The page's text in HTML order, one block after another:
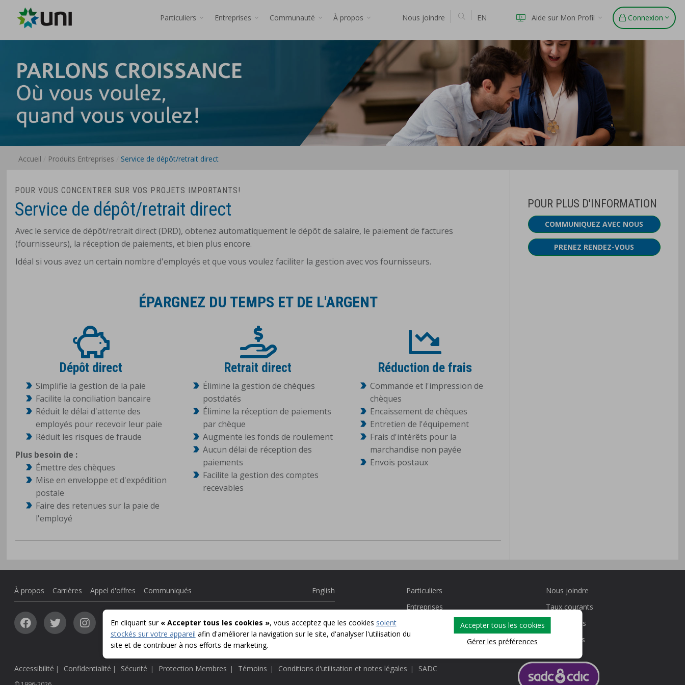
En cliquant sur « Accepter tous les cookies », vous acceptez que les cookies soient
stockés sur votre appareil afin d'améliorer la navigation sur le site, d'analyser l'utilisation du
site et de contribuer à nos efforts de marketing.
Accepter tous les cookies
Gérer les préférences
Particuliers Entreprises Communauté À propos Nous joindre EN Aide sur Mon Profil Connexion
Accueil Produits Entreprises Service de dépôt/retrait direct
POUR VOUS CONCENTRER SUR VOS PROJETS IMPORTANTS!
Service de dépôt/retrait direct
Avec le service de dépôt/retrait direct (DRD), obtenez automatiquement le dépôt de salaire, le paiement de factures
(fournisseurs), la réception de paiements, et bien plus encore.
Idéal si vous avez un certain nombre d'employés et que vous voulez faciliter la gestion avec vos fournisseurs.
ÉPARGNEZ DU TEMPS ET DE L'ARGENT
Dépôt direct
Simplifie la gestion de la paie
Facilite la conciliation bancaire
Réduit le délai d'attente des
employés pour recevoir leur paie
Réduit les risques de fraude
Plus besoin de :
Émettre des chèques
Mise en enveloppe et d'expédition
postale
Faire des retenues sur la paie de
l'employé
Retrait direct
Élimine la gestion de chèques
postdatés
Élimine la réception de paiements
par chèque
Augmente les fonds de roulement
Aucun délai de réception des
paiements
Facilite la gestion des comptes
recevables
Réduction de frais
Commande et l'impression de
chèques
Encaissement de chèques
Entretien de l'équipement
Frais d'intérêts pour la
marchandise non payée
Envois postaux
POUR PLUS D'INFORMATION
COMMUNIQUEZ AVEC NOUS
PRENEZ RENDEZ-VOUS
À propos Carrières Appel d'offres Communiqués English
Particuliers
Entreprises
Tous nos produits
Nous joindre
Taux courants
Calculateurs
Promotions
Accessibilité | Confidentialité | Sécurité | Protection Membres | Témoins | Conditions d'utilisation et notes légales | SADC